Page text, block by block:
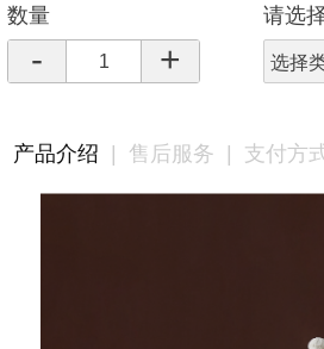
数量
- +
请选
选择
产品介绍 | 售后服务 | 支付方